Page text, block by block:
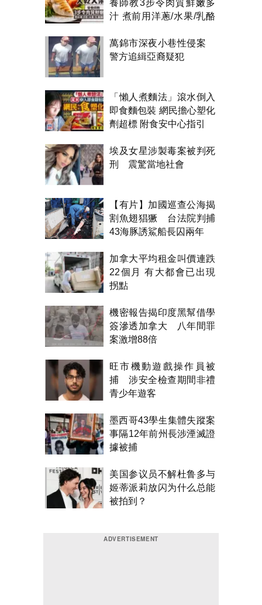
養師教3步令肉質鮮嫩多
汁 煮前用洋蔥/水果/乳酪
萬錦市深夜小巷性侵案
警方追緝亞裔疑犯
「懶人煮麵法」滾水倒入
即食麵包裝 網民擔心塑化
劑超標 附食安中心指引
埃及女星涉製毒案被判死
刑 震驚當地社會
【有片】加國巡查公海揭
割魚翅猖獗 台法院判捕
43海豚誘鯊船長囚兩年
加拿大平均租金叫價連跌
22個月 有大都會已出現
拐點
機密報告揭印度黑幫借學
簽滲透加拿大 八年間罪
案激增88倍
旺市機動遊戲操作員被
捕 涉安全檢查期間非禮
青少年遊客
墨西哥43學生集體失蹤案
事隔12年前州長涉湮滅證
據被捕
美国参议员不解杜鲁多与
姬蒂派莉放闪为什么总能
被拍到？